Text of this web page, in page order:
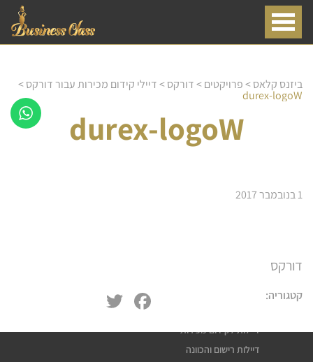
ביזנס קלאס>פרויקטים>דורקס>דיילי קידום מכירות עבור דורקס>
durex-logoW
durex-logoW
1 בנובמבר 2017
דורקס
קטגוריה: Facebook
שירותי דיילות
דיילות לקידום מכירות
דיילות רישום והכוונה